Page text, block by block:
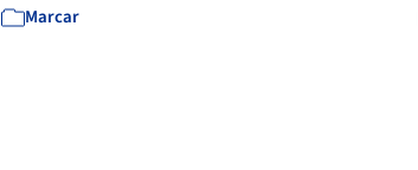
Marcar